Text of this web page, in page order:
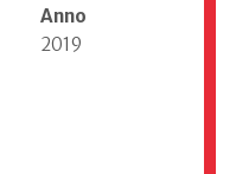
Anno
2019